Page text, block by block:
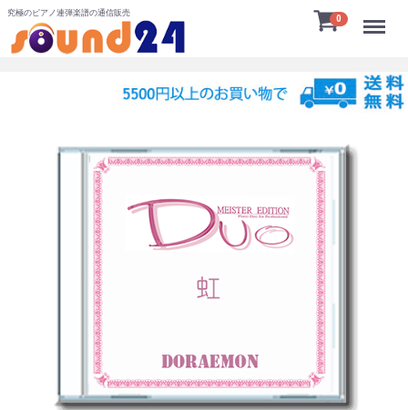
究極のピアノ連弾楽譜の通信販売
0 Menu